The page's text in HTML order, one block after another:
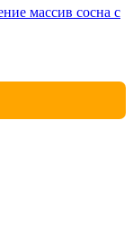
массив сосна с